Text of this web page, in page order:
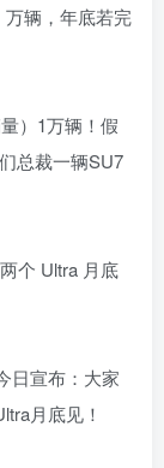
辆，年底若完
）1万辆！假
总裁一辆SU7
个 Ultra 月底
日宣布：大家
月底见！